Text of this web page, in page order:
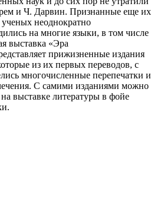
и Ч. Дарвин. Признанные еще их
неоднократно
на многие языки, в том числе
выставка «Эра
прижизненные издания
из их первых переводов, с
многочисленные перепечатки и
С самими изданиями можно
выставке литературы в фойе